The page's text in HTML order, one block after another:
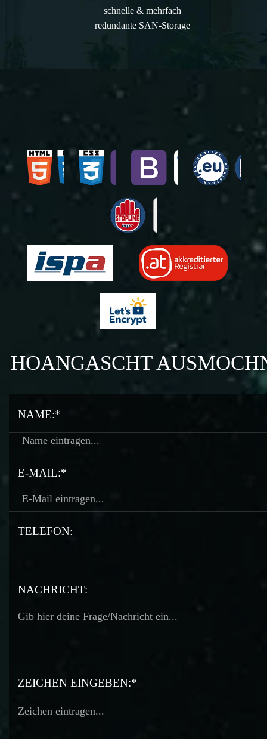
schnelle & mehrfach
redundante SAN-Storage
HOANGASCHT
NAME:*
E-MAIL:*
TELEFON:
TELEFON:
NACHRICHT:
ZEICHEN EINGEBEN:*